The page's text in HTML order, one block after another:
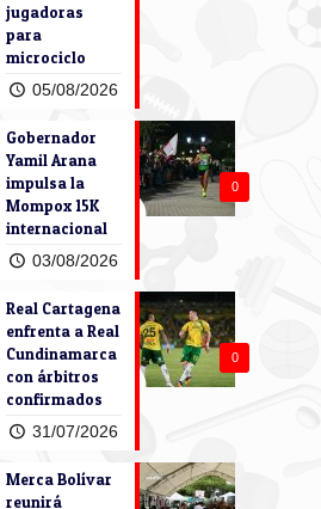
jugadoras
para
microciclo
05/08/2026
0
Gobernador
Yamil Arana
impulsa la
Mompox 15K
internacional
03/08/2026
0
Real Cartagena
enfrenta a Real
Cundinamarca
con árbitros
confirmados
31/07/2026
Merca Bolívar
reunirá